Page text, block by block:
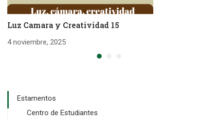
Luz Camara y Creatividad 15
4 noviembre, 2025
Estamentos
Centro de Estudiantes